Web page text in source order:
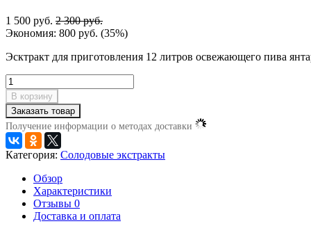
1 500 руб. 2 300 руб.
Экономия: 800 руб. (35%)
Эсктракт для приготовления 12 литров освежающего пива
В корзину
Заказать товар
Получение информации о методах доставки
Категория: Солодовые экстракты
Обзор
Характеристики
Отзывы 0
Доставка и оплата